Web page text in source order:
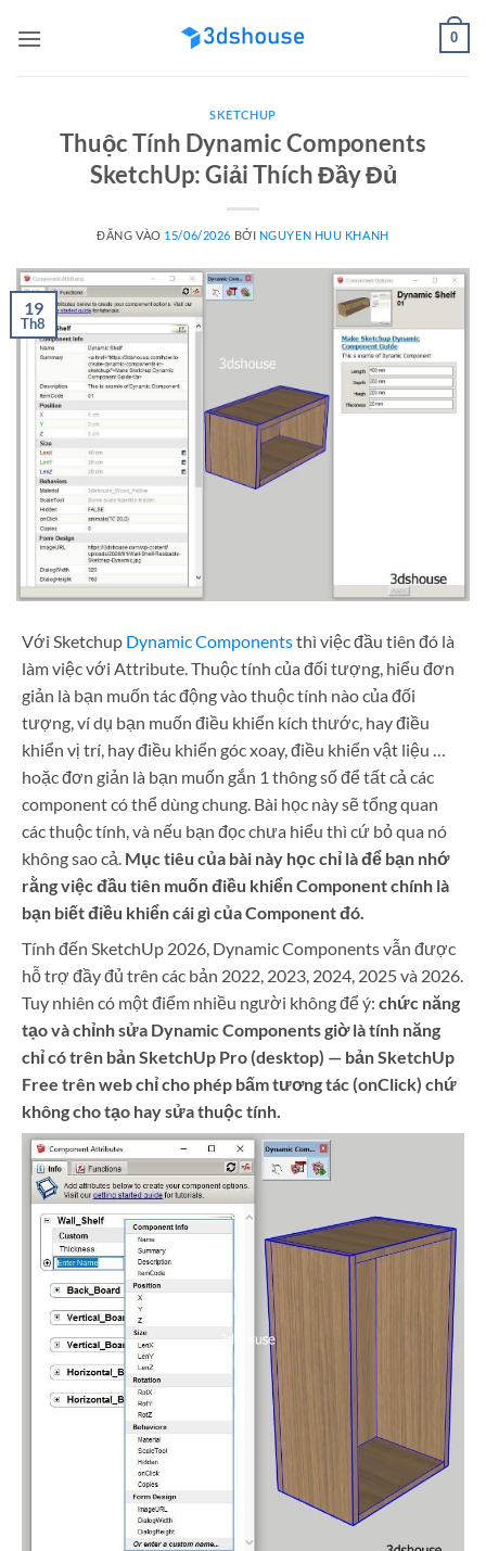
qua
0
SKETCHUP
Thuộc Tính Dynamic Components
SketchUp: Giải Thích Đầy Đủ
ĐĂNG VÀO 15/06/2026 BỞI NGUYEN HUU KHANH
19
Th8
Với Sketchup Dynamic Componentsthì việc đầu tiên đó là
làm việc với Attribute. Thuộc tính của đối tượng, hiểu đơn
giản là bạn muốn tác động vào thuộc tính nào của đối
tượng, ví dụ bạn muốn điều khiển kích thước, hay điều
khiển vị trí, hay điều khiển góc xoay, điều khiển vật liệu …
hoặc đơn giản là bạn muốn gắn 1 thông số để tất cả các
component có thể dùng chung. Bài học này sẽ tổng quan
các thuộc tính, và nếu bạn đọc chưa hiểu thì cứ bỏ qua nó
không sao cả. Mục tiêu của bài này học chỉ là để bạn nhớ
rằng việc đầu tiên muốn điều khiển Component chính là
bạn biết điều khiển cái gì của Component đó.
Tính đến SketchUp 2026, Dynamic Components vẫn được
hỗ trợ đầy đủ trên các bản 2022, 2023, 2024, 2025 và 2026.
Tuy nhiên có một điểm nhiều người không để ý: chức năng
tạo và chỉnh sửa Dynamic Components giờ là tính năng
chỉ có trên bản SketchUp Pro (desktop) — bản SketchUp
Free trên web chỉ cho phép bấm tương tác (onClick) chứ
không cho tạo hay sửa thuộc tính.